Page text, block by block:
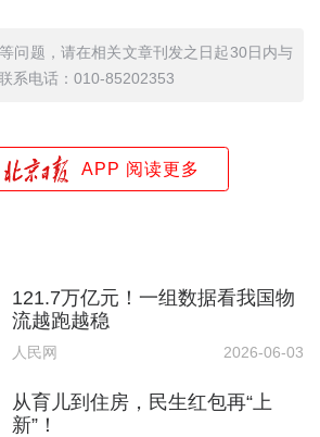
问题，请在相关文章刊发之日起30日内与
系电话：010-85202353
APP 阅读更多
121.7万亿元！一组数据看我国物
流越跑越稳
人民网 2026-06-03
从育儿到住房，民生红包再“上
新”！